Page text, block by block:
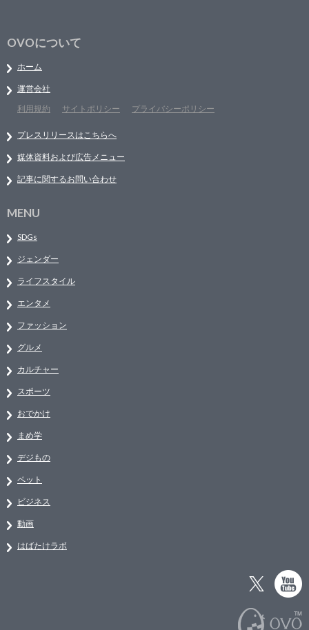
OVOについて
ホーム
運営会社
利用規約
サイトポリシー プライバシーポリシー
プレスリリースはこちらへ
媒体資料および広告メニュー
記事に関するお問い合わせ
MENU
SDGs
ジェンダー
ライフスタイル
エンタメ
ファッション
グルメ
カルチャー
スポーツ
おでかけ
まめ学
デジもの
ペット
ビジネス
動画
はばたけラボ